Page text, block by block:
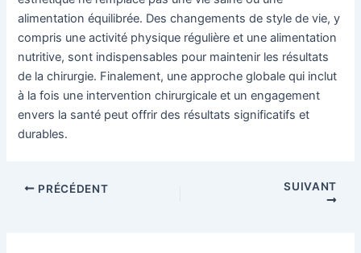
alimentation équilibrée. Des changements de style de vie, y
compris une activité physique régulière et une alimentation
nutritive, sont indispensables pour maintenir les résultats
de la chirurgie. Finalement, une approche globale qui inclut
à la fois une intervention chirurgicale et un engagement
envers la santé peut offrir des résultats significatifs et
durables.
NavigationPRÉCÉDENT SUIVANT